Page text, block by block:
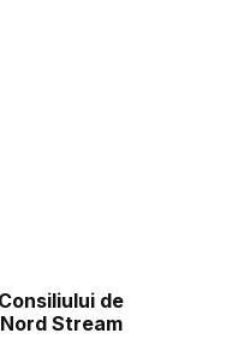
de
Stream